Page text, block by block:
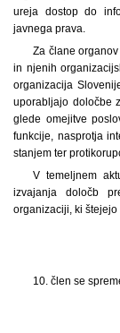
ureja dostop do
javnega prava.
Za člane
in njenih
organizacija
uporabljajo določbe
glede omejitve
funkcije, nasprotja
stanjem ter
V temeljnem
izvajanja določb
organizaciji, ki štejejo
10. člen se